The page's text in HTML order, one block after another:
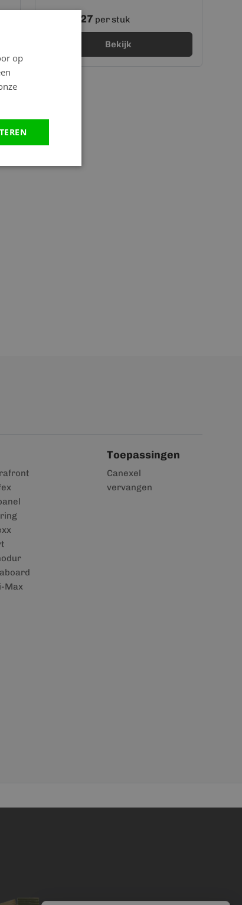
2,27 per stuk
Bekijk
Max
Toepassingen
Canexel
vervangen
op